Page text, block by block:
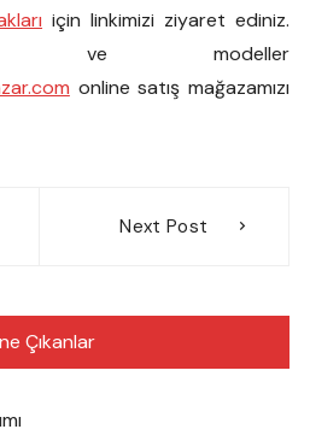
için linkimizi ziyaret ediniz.
ve modeller
online satış mağazamızı
Next Post
Çıkanlar